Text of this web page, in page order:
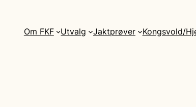
Om FKF Utvalg Jaktprøver Kongsvold/